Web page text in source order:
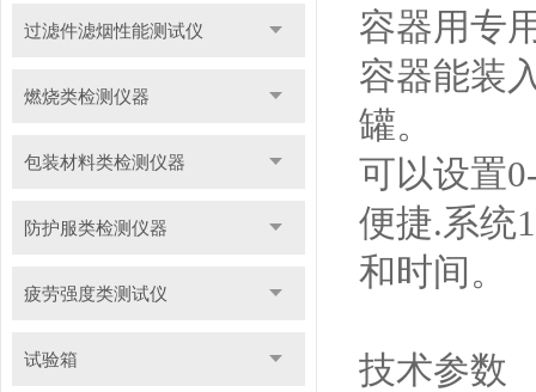
过滤件滤烟性能测试仪
燃烧类检测仪器
包装材料类检测仪器
防护服类检测仪器
疲劳强度类测试仪
试验箱
容器用专
容器能装
罐。
可以设置
便捷.系统
和时间。
技术参数